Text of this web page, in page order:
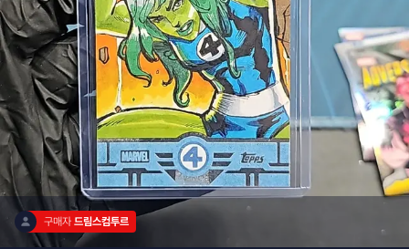
구매자 드림스컴투르